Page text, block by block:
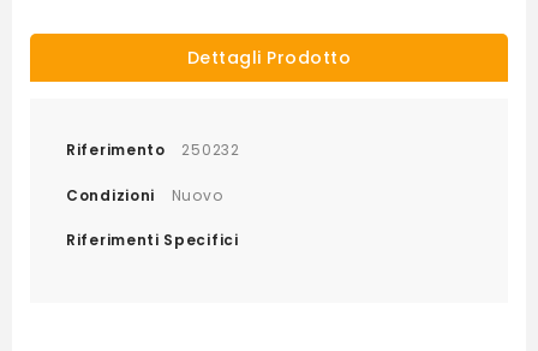
Dettagli Prodotto
Riferimento 250232
Condizioni Nuovo
Riferimenti Specifici